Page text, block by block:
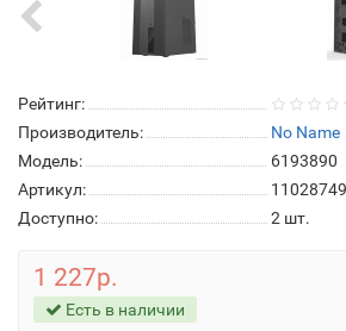
Рейтинг:
Производитель:
No Name
Модель:
6193890
Артикул:
11028749
Доступно:
2 шт.
1 227р.
Есть в наличии